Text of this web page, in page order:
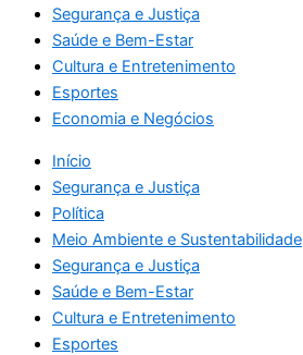
Segurança e Justiça
Saúde e Bem-Estar
Cultura e Entretenimento
Esportes
Economia e Negócios
Início
Segurança e Justiça
Política
Meio Ambiente e Sustentabilidade
Segurança e Justiça
Saúde e Bem-Estar
Cultura e Entretenimento
Esportes